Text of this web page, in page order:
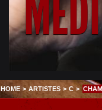
HOME > ARTISTES > C >